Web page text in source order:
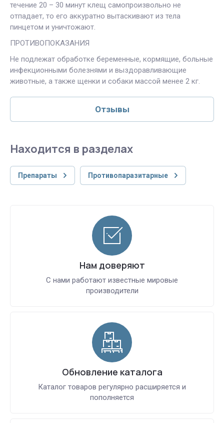
течение 20 – 30 минут клещ самопроизвольно не
отпадает, то его аккуратно вытаскивают из тела
пинцетом и уничтожают.
ПРОТИВОПОКАЗАНИЯ
Не подлежат обработке беременные, кормящие, больные
инфекционными болезнями и выздоравливающие
животные, а также щенки и собаки массой менее 2 кг.
Отзывы
Находится в разделах
Препараты Противопаразитарные
Нам доверяют
С нами работают известные мировые
производители
Обновление каталога
Каталог товаров регулярно расширяется и
пополняется